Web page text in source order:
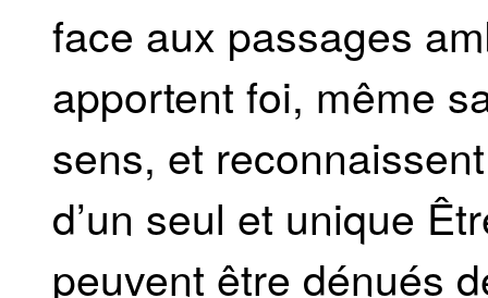
face aux passages
apportent foi, même
sens, et
d’un seul et unique
peuvent être dénués